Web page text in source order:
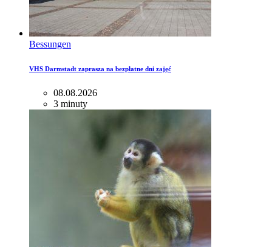
Bessungen
VHS Darmstadt zaprasza na bezpłatne dni zajęć
08.08.2026
3 minuty